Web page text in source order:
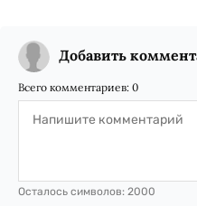
Добавить
Всего комментариев: 0
Осталось символов: 2000